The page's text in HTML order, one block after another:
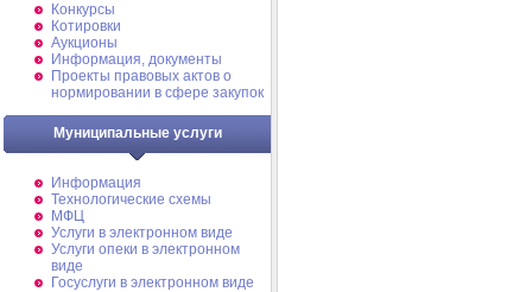
Конкурсы
Котировки
Аукционы
Информация, документы
Проекты правовых актов о
нормировании в сфере закупок
Муниципальные услуги
Информация
Технологические схемы
МФЦ
Услуги в электронном виде
Услуги опеки в электронном
виде
Госуслуги в электронном виде